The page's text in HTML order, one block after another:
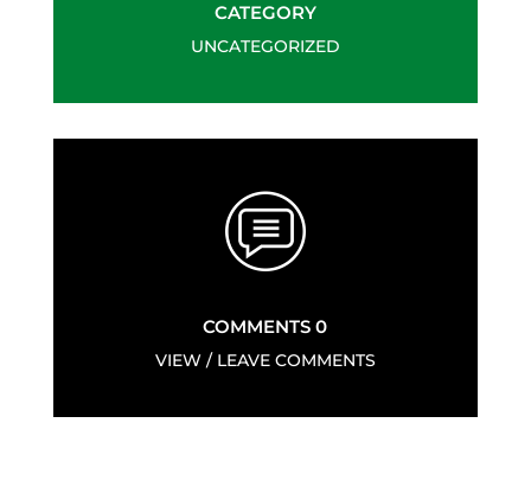
CATEGORY
UNCATEGORIZED
COMMENTS 0
VIEW / LEAVE COMMENTS